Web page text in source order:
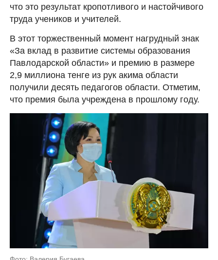
что это результат кропотливого и настойчивого
труда учеников и учителей.
В этот торжественный момент нагрудный знак
«За вклад в развитие системы образования
Павлодарской области» и премию в размере
2,9 миллиона тенге из рук акима области
получили десять педагогов области. Отметим,
что премия была учреждена в прошлому году.